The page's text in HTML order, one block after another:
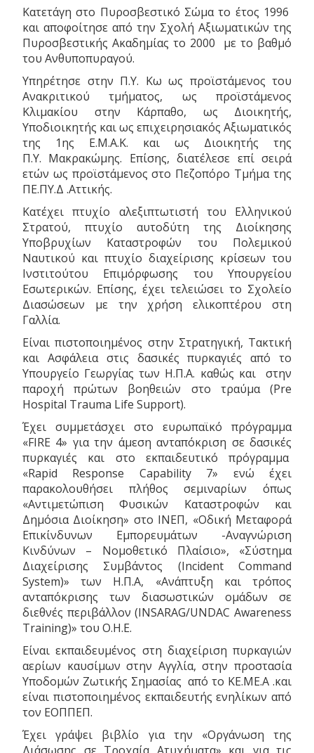
Κατετάγη στο Πυροσβεστικό Σώμα το έτος 1996
και αποφοίτησε από την Σχολή Αξιωματικών της
Πυροσβεστικής Ακαδημίας το 2000 με το βαθμό
του Ανθυποπυραγού.
Υπηρέτησε στην Π.Υ. Κω ως προϊστάμενος του
Ανακριτικού τμήματος, ως προϊστάμενος
Κλιμακίου στην Κάρπαθο, ως Διοικητής,
Υποδιοικητής και ως επιχειρησιακός Αξιωματικός
της 1ης Ε.Μ.Α.Κ. και ως Διοικητής της
Π.Υ. Μακρακώμης. Επίσης, διατέλεσε επί σειρά
ετών ως προϊστάμενος στο Πεζοπόρο Τμήμα της
ΠΕ.ΠΥ.Δ .Αττικής.
Κατέχει πτυχίο αλεξιπτωτιστή του Ελληνικού
Στρατού, πτυχίο αυτοδύτη της Διοίκησης
Υποβρυχίων Καταστροφών του Πολεμικού
Ναυτικού και πτυχίο διαχείρισης κρίσεων του
Ινστιτούτου Επιμόρφωσης του Υπουργείου
Εσωτερικών. Επίσης, έχει τελειώσει το Σχολείο
Διασώσεων με την χρήση ελικοπτέρου στη
Γαλλία.
Είναι πιστοποιημένος στην Στρατηγική, Τακτική
και Ασφάλεια στις δασικές πυρκαγιές από το
Υπουργείο Γεωργίας των Η.Π.Α. καθώς και στην
παροχή πρώτων βοηθειών στο τραύμα (Pre
Hospital Trauma Life Support).
Έχει συμμετάσχει στο ευρωπαϊκό πρόγραμμα
«FIRE 4» για την άμεση ανταπόκριση σε δασικές
πυρκαγιές και στο εκπαιδευτικό πρόγραμμα
«Rapid Response Capability 7» ενώ έχει
παρακολουθήσει πλήθος σεμιναρίων όπως
«Αντιμετώπιση Φυσικών Καταστροφών και
Δημόσια Διοίκηση» στο ΙΝΕΠ, «Οδική Μεταφορά
Επικίνδυνων Εμπορευμάτων -Αναγνώριση
Κινδύνων – Νομοθετικό Πλαίσιο», «Σύστημα
Διαχείρισης Συμβάντος (Incident Command
System)» των Η.Π.Α, «Ανάπτυξη και τρόπος
ανταπόκρισης των διασωστικών ομάδων σε
διεθνές περιβάλλον (INSARAG/UNDAC Awareness
Training)» του Ο.Η.Ε.
Είναι εκπαιδευμένος στη διαχείριση πυρκαγιών
αερίων καυσίμων στην Αγγλία, στην προστασία
Υποδομών Ζωτικής Σημασίας από το ΚΕ.ΜΕ.Α .και
είναι πιστοποιημένος εκπαιδευτής ενηλίκων από
τον ΕΟΠΠΕΠ.
Έχει γράψει βιβλίο για την «Οργάνωση της